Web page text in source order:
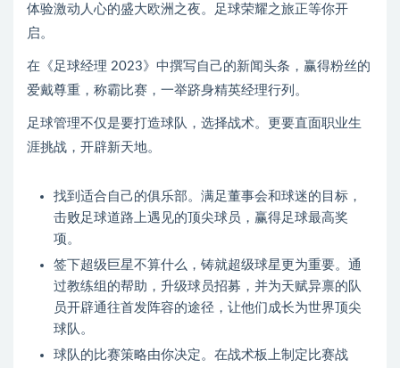
体验激动人心的盛大欧洲之夜。足球荣耀之旅正等你开
启。
在《足球经理 2023》中撰写自己的新闻头条，赢得粉丝的
爱戴尊重，称霸比赛，一举跻身精英经理行列。
足球管理不仅是要打造球队，选择战术。更要直面职业生
涯挑战，开辟新天地。
找到适合自己的俱乐部。满足董事会和球迷的目标，
击败足球道路上遇见的顶尖球员，赢得足球最高奖
项。
签下超级巨星不算什么，铸就超级球星更为重要。通
过教练组的帮助，升级球员招募，并为天赋异禀的队
员开辟通往首发阵容的途径，让他们成长为世界顶尖
球队。
球队的比赛策略由你决定。在战术板上制定比赛战